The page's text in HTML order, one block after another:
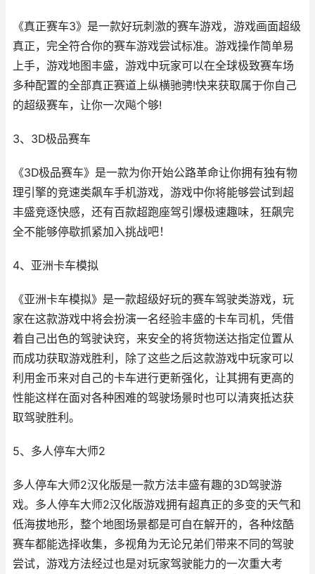
《真正赛车3》是一款好玩刺激的赛车游戏，游戏画面超级
真正，完全符合你的赛车游戏尝试标准。游戏操作简单易
上手，游戏地图丰盛，游戏中玩家可以在全球极致赛车场
多种配置的全部真正赛道上纵横驰骋!快来获取属于你自己
的超级赛车，让你一次飚个够!
3、3D极品赛车
《3D极品赛车》是一款为你开始公路革命让你拥有独有物
理引擎的竞速类飙车手机游戏，游戏中你将能够尝试到超
丰盛竞逐快感，还有百款超跑座驾引爆极速趣味，狂飙完
全不能够停歇抓紧加入挑战吧！
4、亚洲卡车模拟
《亚洲卡车模拟》是一款超级好玩的赛车驾驶类游戏，玩
家在这款游戏中将会扮演一名经验丰盛的卡车司机，凭借
着自己出色的驾驶诀窍，来安全的将货物送达指定位置从
而成功获取游戏胜利，除了这些之后这款游戏中玩家可以
利用金币来对自己的卡车进行更新强化，让其拥有更高的
性能这样在面对各种困难的驾驶场景时也可以清爽抵达获
取驾驶胜利。
5、多人停车大师2
多人停车大师2汉化版是一款方法丰盛有趣的3D驾驶游
戏。多人停车大师2汉化版游戏拥有超真正的多变的天气和
低海拔地形，整个地图场景都是可自在解开的，各种炫酷
赛车都能选择收集，多视角为无论兄弟们带来不同的驾驶
尝试，游戏方法经过也是对玩家驾驶能力的一次重大考